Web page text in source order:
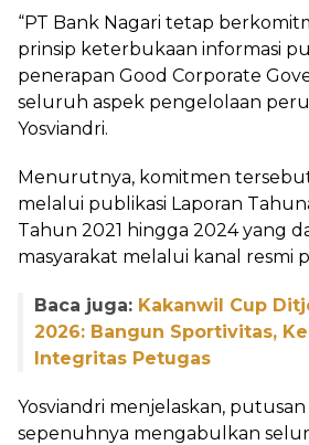
“PT Bank Nagari tetap
prinsip keterbukaan informasi
penerapan Good Corporate
seluruh aspek pengelolaan
Yosviandri.
Menurutnya, komitmen
melalui publikasi Laporan
Tahun 2021 hingga 2024 yang
masyarakat melalui kanal resmi
Baca juga: Kakanwil Cup
2026: Bangun Sportivitas,
Integritas Petugas
Yosviandri menjelaskan,
sepenuhnya mengabulkan